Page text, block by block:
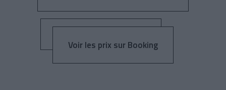
Voir les prix sur Booking